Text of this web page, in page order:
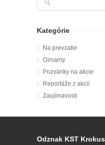
Kategórie
Na prevzatie
Oznamy
Pozvánky na akcie
Reportáže z akcií
Zaujímavosti
Odznak KST Krokus